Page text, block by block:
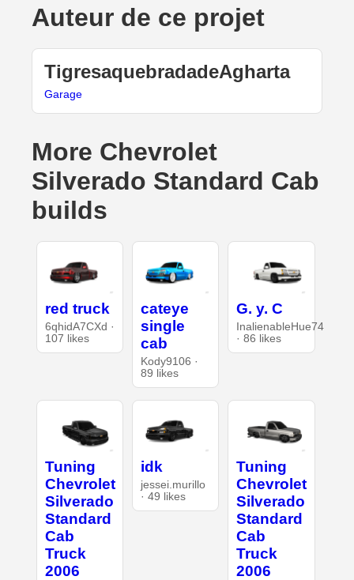
Auteur de ce projet
TigresaquebradadeAgharta
Garage
More Chevrolet
Silverado Standard Cab
builds
red truck
6qhidA7CXd ·
107 likes
cateye
single
cab
Kody9106 ·
89 likes
G. y. C
InalienableHue74
· 86 likes
Tuning
Chevrolet
Silverado
Standard
Cab
Truck
2006
idk
jessei.murillo
· 49 likes
Tuning
Chevrolet
Silverado
Standard
Cab
Truck
2006